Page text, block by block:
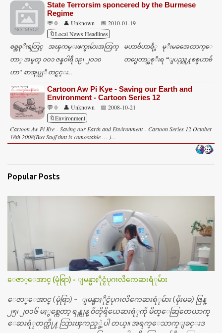
State Terrorsim sponcered by the Burmese
Regime
💬 0 👤 Unknown
📅 2010-01-19
🔖Local News Headlines
စစ္အစုိးရတြင္ အၾကမ္းဖက္မႈမ်ားအတြက္ မဟာဗ်ဴဟာရိွ မုိးမခအေထာက္ေ
တာ္ အမွတ္ ၀၀၁ ဇန္န၀ါရီ ၁၉၊ ၂၀၁၀ တပ္မေတာ္အစုိးရ “ျပည္သူ႔စစ္မဟာဗ်ဴ
ဟာ” စာအုပ္ကုိ တင္ရင္း...
Cartoon Aw Pi Kye - Saving our Earth and
Environment - Cartoon Series 12
💬 0 👤 Unknown
📅 2008-10-21
🔖Environment
Cartoon Aw Pi Kye - Saving our Earth and Environment - Cartoon Series 12 October
18th 2008(Buy Stuff that is comostable … )...
Popular Posts
ေဇာ္ေအာင္ (မုံရြာ) - ျမန္မာႏိုင္ငံပုဂၢလိကေဆးရံုမ်ား
ေဇာ္ေအာင္ (မုံရြာ) - ျမန္မာႏိုင္ငံပုဂၢလိကေဆးရံုမ်ား (မိုးမခ) ဇြန္
၂၅၊ ၂၀၁၆ မႏွစ္ကေတာ့ ရန္ကုန္ ဝိတိုရိယေဆးရံုကို မိတ္ေဆြတေယာက္
ေဆးရံုတက္လို႔ သြားၾကည့္ခဲ့ပါ တယ္။ အရက္ေသာက္ျခင္းဒ